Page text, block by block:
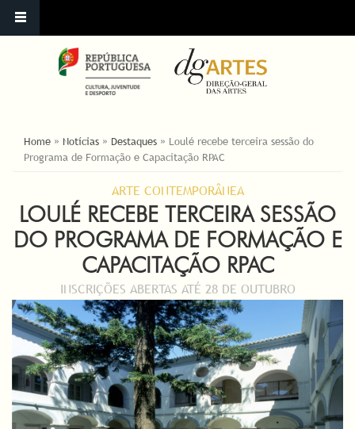
YOU ARE HERE
Home » Notícias » Destaques » Loulé recebe terceira sessão do
Programa de Formação e Capacitação RPAC
ARTE CONTEMPORÂNEA
LOULÉ RECEBE TERCEIRA SESSÃO
DO PROGRAMA DE FORMAÇÃO E
CAPACITAÇÃO RPAC
INSCRIÇÕES ABERTAS ATÉ 28 DE OUTUBRO